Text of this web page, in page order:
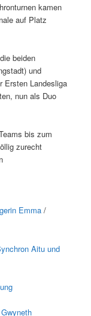
kamen
auf Platz
beiden
und
Ersten Landesliga
nun als Duo
bis zum
zurecht
Emma /
Aitu und